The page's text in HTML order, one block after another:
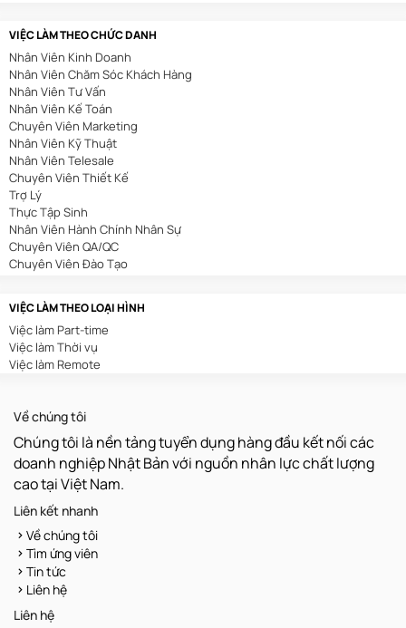
Bất Động Sản
Nhà Hàng/Khách Sạn
Cơ Khí/Ô Tô/Tự Động Hóa
Spa/Làm Đẹp
Y Tế
Mỏ/Địa Chất
An Toàn Lao Động
Biên Phiên Dịch
Viễn Thông
Tài Chính/Ngân Hàng
Du Lịch
Giáo Dục/Đào Tạo
In Ấn/Chế Bản
Kế Toán/Kiểm Toán
Kiến Trúc/Nội Thất
Sản Xuất/Lắp Ráp/Chế Biến
Nông/Lâm/Ngư Nghiệp
Luật/Pháp Chế
Kho Vận
Xây Dựng
Truyền Hình/Báo Chí
Thu Mua
Quản Lý
Hoá Sinh
Vận Hành/Bảo Trì/Bảo Dưỡng
Khoa Học/Kỹ Thuật
Dược Phẩm/Mỹ Phẩm
Sáng Tạo/Nghệ Thuật
VIỆC LÀM THEO CHỨC DANH
Nhân Viên Kinh Doanh
Nhân Viên Chăm Sóc Khách Hàng
Nhân Viên Tư Vấn
Nhân Viên Kế Toán
Chuyên Viên Marketing
Nhân Viên Kỹ Thuật
Nhân Viên Telesale
Chuyên Viên Thiết Kế
Trợ Lý
Thực Tập Sinh
Nhân Viên Hành Chính Nhân Sự
Chuyên Viên QA/QC
Chuyên Viên Đào Tạo
Sales Admin
Nhân Viên Tuyển Dụng
Nhân Viên Thu Mua
Nhân Viên Lễ Tân
Nhân Viên Tư Vấn Bảo Hiểm
Trưởng Phòng Kinh Doanh
Trình Dược Viên
Nhân Viên Kho
Nhân Viên Xuất Nhập Khẩu
Nhân Viên Văn Phòng
Kế Toán Nội Bộ
Quản Lý Sản Xuất
Chuyên Viên Kế Hoạch
Giáo Viên
Nhân Viên Bảo Trì
Nhân Viên QC
Lập Trình Viên
VIỆC LÀM THEO LOẠI HÌNH
Việc làm Part-time
Việc làm Thời vụ
Việc làm Remote
Về chúng tôi
Chúng tôi là nền tảng tuyển dụng hàng đầu kết nối các
doanh nghiệp Nhật Bản với nguồn nhân lực chất lượng
cao tại Việt Nam.
Liên kết nhanh
Về chúng tôi
Tìm ứng viên
Tin tức
Liên hệ
Liên hệ